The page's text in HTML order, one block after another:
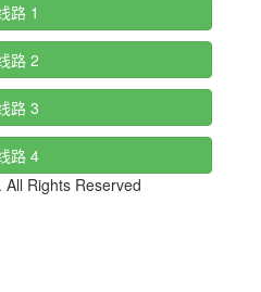
路 1
路 2
路 3
路 4
Rights Reserved